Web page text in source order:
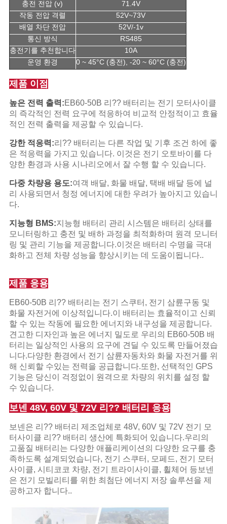
충전 전압 (v)
71.4V
작동 전압 격렬
52V~73V
배열 차단 전압
52V/-1v
통신 방식
RS485
충전기를 추천합니다
10A
운영 환경
0 ~ 45°C (충전), -20 ~ 60°C (충전)
제품 이점
높은 전력 출력:EB60-50B 리?? 배터리는 전기 모터사이클
의 즉각적인 전력 요구에 적응하여 비교적 안정적이고 효율
적인 전력 출력을 제공할 수 있습니다.
강한 적응력:리?? 배터리는 다른 작업 및 기후 조건 하에 좋
은 적응력을 가지고 있습니다. 이것은 전기 오토바이를 다
양한 환경과 사용 시나리오에서 잘 수행 할 수 있습니다.
다중 차량용 용도:여객 배달, 화물 배달, 택배 배달 등에 널
리 사용되면서 청정 에너지에 대한 우려가 높아지고 있습니
다.
지능형 BMS:지능형 배터리 관리 시스템은 배터리 상태를
모니터링하고 충전 및 배하 과정을 최적화하며 원격 모니터
링 및 관리 기능을 제공합니다.이것은 배터리 수명을 극대
화하고 전체 차량 성능을 향상시키는 데 도움이됩니다..
제품 응용
EB60-50B 리?? 배터리는 전기 스쿠터, 전기 삼륜구동 및
화물 자전거에 이상적입니다.이 배터리는 효율적이고 신뢰
할 수 있는 작동에 필요한 에너지와 내구성을 제공합니다.
견고한 디자인과 높은 에너지 밀도로 우리의 EB60-50B 배
터리는 일상적인 사용의 요구에 견딜 수 있도록 만들어졌습
니다.다양한 환경에서 전기 삼륜자동차와 화물 자전거를 위
해 신뢰할 수있는 전력을 공급합니다.또한, 선택적인 GPS
기능은 당신이 걱정없이 원격으로 차량의 위치를 설정 할
수 있습니다.
보넨 48V, 60V 및 72V 리?? 배터리 응용
보넨은 리?? 배터리 제조업체로 48V, 60V 및 72V 전기 모
터사이클 리?? 배터리 생산에 특화되어 있습니다.우리의
고품질 배터리는 다양한 애플리케이션의 다양한 요구를 충
족하도록 설계되었습니다, 전기 스쿠터, 모페드, 전기 모터
사이클, 시티코코 차량, 전기 트라이사이클, 휠체어 등보넨
은 전기 모빌리티를 위한 최첨단 에너지 저장 솔루션을 제
공하고자 합니다..